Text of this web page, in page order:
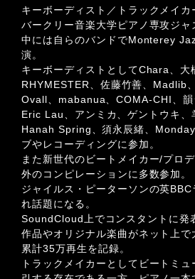
キーボーディスト／トラックメイカ
バークリー音楽大学ピアノ専攻ジ
中には自らのバンドでMonterey
演。
キーボーディストとしてChara、大
RHYMESTER、佐藤竹善、Madlib
Ovall、mabanua、COMA-CHI、韻
Eric Lau、アンミカ、ゲントウキ、
Hanah Spring、須永辰緒、
ブやレコーディングに参加。
また新世代のビートメイカー/プロ
外のコンピレーションに多数参加。
ジャイルス・ピーターソンの英BBC
れ話題になる。
SoundCloud上でコンスタントに発
作品やオリジナル楽曲がネット上で
累計35万再生を記録。
トラックメイカーとしてビートミ